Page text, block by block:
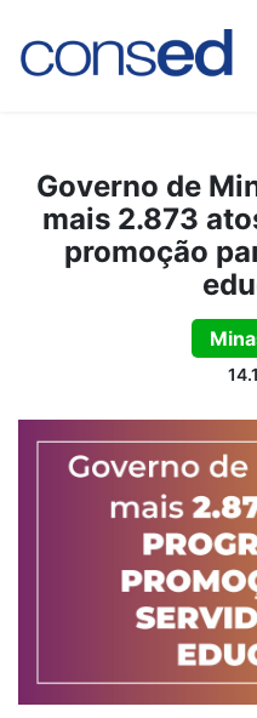
Governo de
mais 2.873
promoção